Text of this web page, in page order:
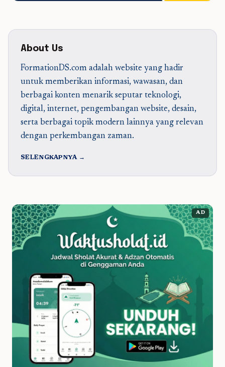
About Us
FormationDS.com adalah website yang hadir
untuk memberikan informasi, wawasan, dan
berbagai konten menarik seputar teknologi,
digital, internet, pengembangan website, desain,
serta berbagai topik modern lainnya yang relevan
dengan perkembangan zaman.
SELENGKAPNYA →
AD